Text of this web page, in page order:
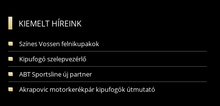
KIEMELT HÍREINK
Színes Vossen felnikupakok
Kipufogó szelepvezérlő
ABT Sportsline új partner
Akrapovic motorkerékpár kipufogók útmutató